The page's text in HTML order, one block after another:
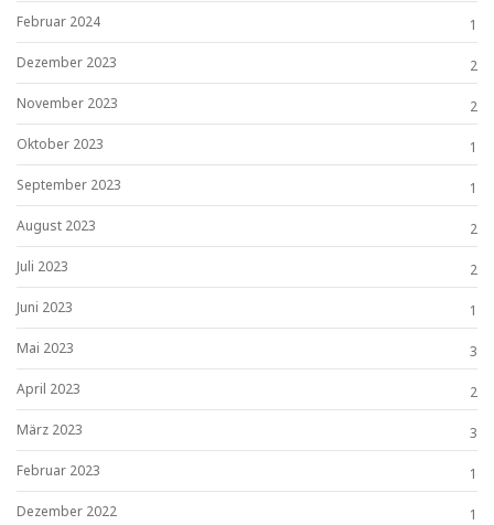
Februar 2024
1
Dezember 2023
2
November 2023
2
Oktober 2023
1
September 2023
1
August 2023
2
Juli 2023
2
Juni 2023
1
Mai 2023
3
April 2023
2
März 2023
3
Februar 2023
1
Dezember 2022
1